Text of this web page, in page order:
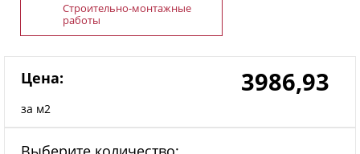
Строительно-монтажные
работы
Цена:
за м2
3986,93